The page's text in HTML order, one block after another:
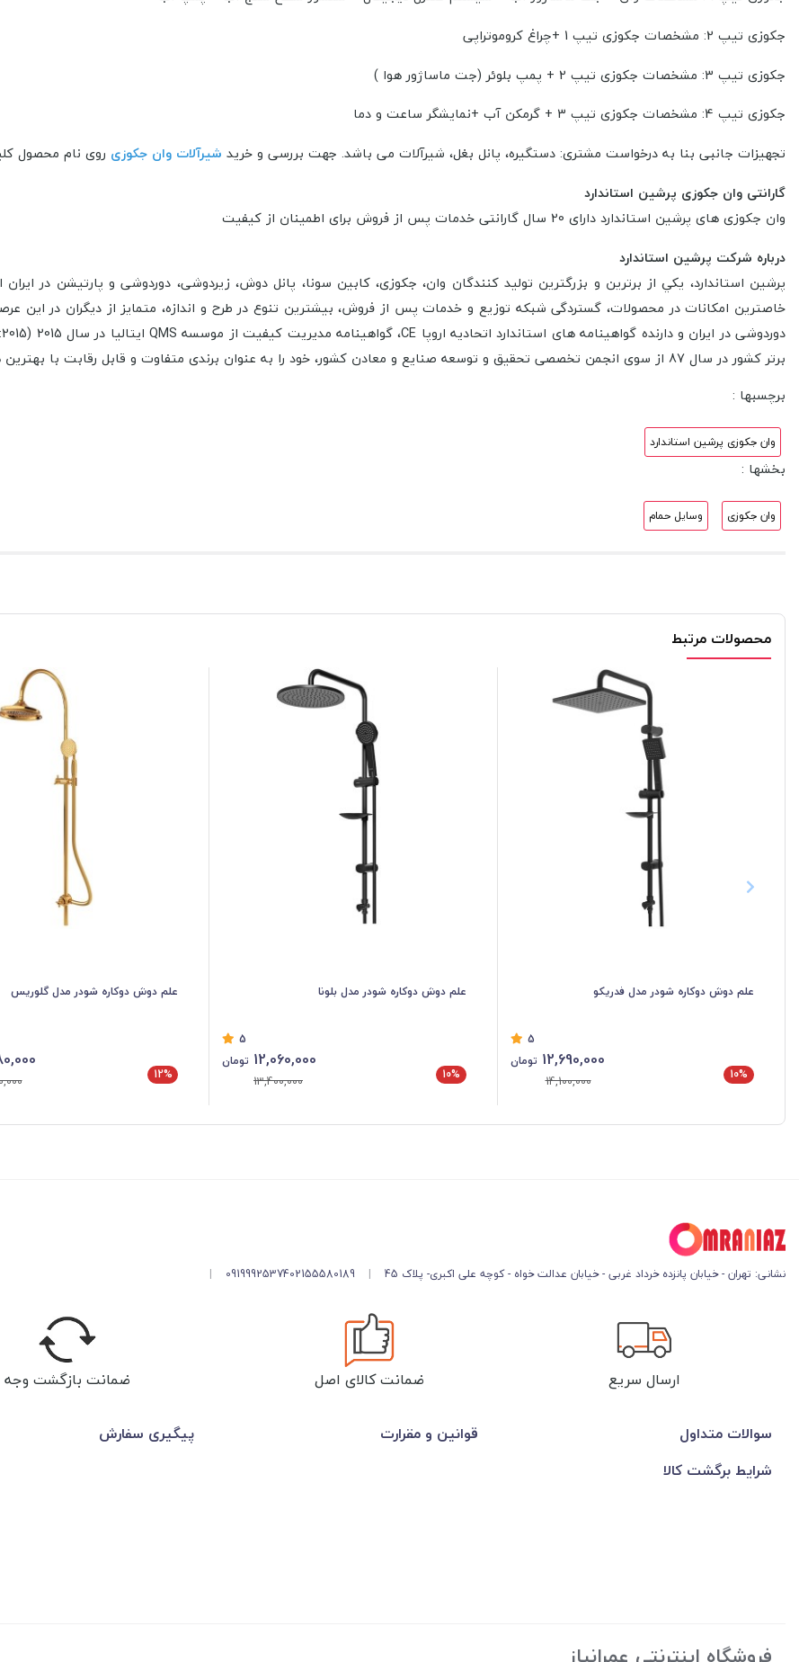
جکوزی تیپ 2: مشخصات جکوزی تیپ 1 +چراغ کروموتراپی
جکوزی تیپ 3: مشخصات جکوزی تیپ 2 + پمپ بلوئر (جت ماساژور هوا )
جکوزی تیپ 4: مشخصات جکوزی تیپ 3 + گرمکن آب +نمایشگر ساعت و دما
تجهیزات جانبی بنا به درخواست مشتری: دستگیره، پانل بغل، شیرآلات می باشد. جهت بررسی و خرید شیرآلات وان جکوزی روی نام محصول
گارانتی وان جکوزی پرشین استاندارد
وان جکوزی های پرشین استاندارد دارای 20 سال گارانتی خدمات پس از فروش برای اطمینان از کیفیت
درباره شرکت پرشین استاندارد
پرشين استاندارد، يكي از برترين و بزرگترين توليد كنندگان وان، جكوزی، كابين سونا، پانل دوش، زيردوشی، دوردوشی و پارتيشن در
خاصترين امكانات در محصولات، گستردگی شبكه توزيع و خدمات پس از فروش، بيشترين تنوع در طرح و اندازه، متمايز از ديگران در اين عرصه
برتر کشور در سال 87 از سوی انجمن تخصصی تحقیق و توسعه صنایع و معادن کشور، خود را به عنوان برندی متفاوت و قابل رقابت با بهترین های اروپا معرفی کرده است.
برچسبها :
وان جکوزی پرشین استاندارد
بخشها :
وان جکوزی وسایل حمام
محصولات مرتبط
علم دوش دوکاره شودر مدل فدریکو
5
10%
12,690,000 تومان
14,100,000
علم دوش دوکاره شودر مدل بلونا
5
10%
12,060,000 تومان
13,400,000
علم دوش دوکاره شودر مدل گلوریس
12%
نشانی: تهران - خیابان پانزده خرداد غربی - خیابان عدالت خواه - کوچه علی اکبری- پلاک 45 |
02155580189
09199925374
|
ارسال سریع ضمانت کالای اصل ضمانت بازگشت وجه
سوالات متداول قوانین و مقرارت
پیگیری سفارش
شرایط برگشت کالا